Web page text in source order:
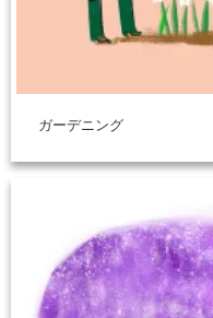
ガーデニング